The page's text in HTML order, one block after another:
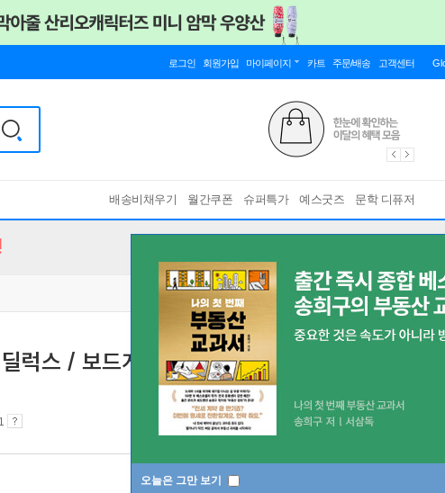
로그인 회원가입 마이페이지 카트 주문/배송 고객센터
배송비채우기 월간쿠폰 슈퍼특가 예스굿즈 문학 디퓨저
오늘은 그만 보기
럭스 / 보드게임[6세이상,2~7인]
판매중